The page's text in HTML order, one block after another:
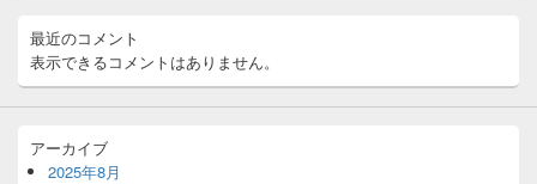
最近のコメント
表示できるコメントはありません。
アーカイブ
2025年8月